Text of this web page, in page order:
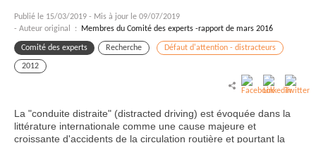
Publié le 15/03/2019 - Mis à jour le 09/07/2019
- Auteur original :
Membres du Comité des experts -rapport de mars 2016
Comité des experts Recherche Défaut d'attention - distracteurs
2012
La "conduite distraite" (distracted driving) est évoquée dans la
littérature internationale comme une cause majeure et
croissante d'accidents de la circulation routière et pourtant la